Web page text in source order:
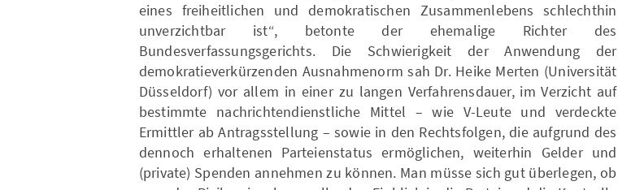
eines freiheitlichen und demokratischen Zusammenlebens schlechthin
unverzichtbar ist“, betonte der ehemalige Richter des
Bundesverfassungsgerichts. Die Schwierigkeit der Anwendung der
demokratieverkürzenden Ausnahmenorm sah Dr. Heike Merten (Universität
Düsseldorf) vor allem in einer zu langen Verfahrensdauer, im Verzicht auf
bestimmte nachrichtendienstliche Mittel – wie V-Leute und verdeckte
Ermittler ab Antragsstellung – sowie in den Rechtsfolgen, die aufgrund des
dennoch erhaltenen Parteienstatus ermöglichen, weiterhin Gelder und
(private) Spenden annehmen zu können. Man müsse sich gut überlegen, ob